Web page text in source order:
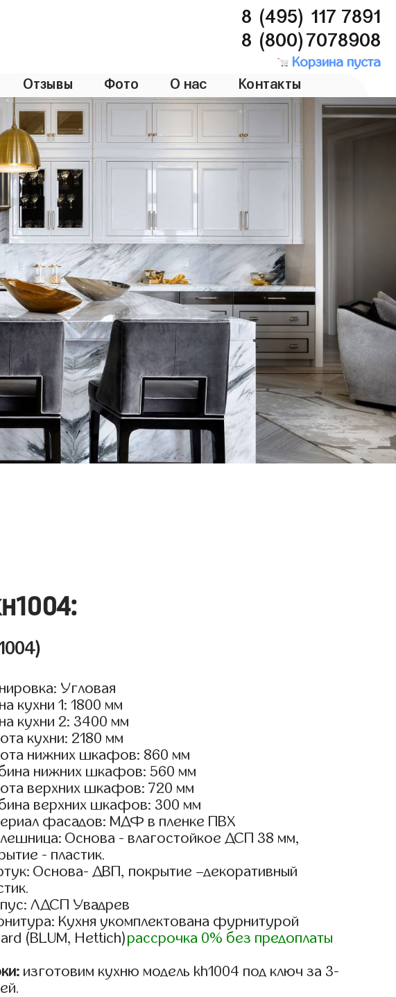
8 (495) 117 7891
8 (800)7078908
Корзина пуста
Отзывы Фото О нас Контакты
Угловая
кухни 1: 1800 мм
кухни 2: 3400 мм
кухни: 2180 мм
нижних шкафов: 860 мм
нижних шкафов: 560 мм
верхних шкафов: 720 мм
верхних шкафов: 300 мм
фасадов: МДФ в пленке ПВХ
Основа - влагостойкое ДСП 38 мм,
- пластик.
Основа- ДВП, покрытие –декоративный
ЛДСП Увадрев
Кухня укомплектована фурнитурой
(BLUM, Hettich)рассрочка 0% без предоплаты
изготовим кухню модель kh1004 под ключ за 3-